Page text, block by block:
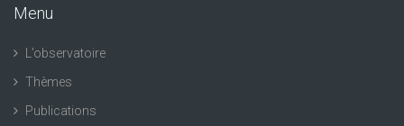
Menu
L’observatoire
Thèmes
Publications